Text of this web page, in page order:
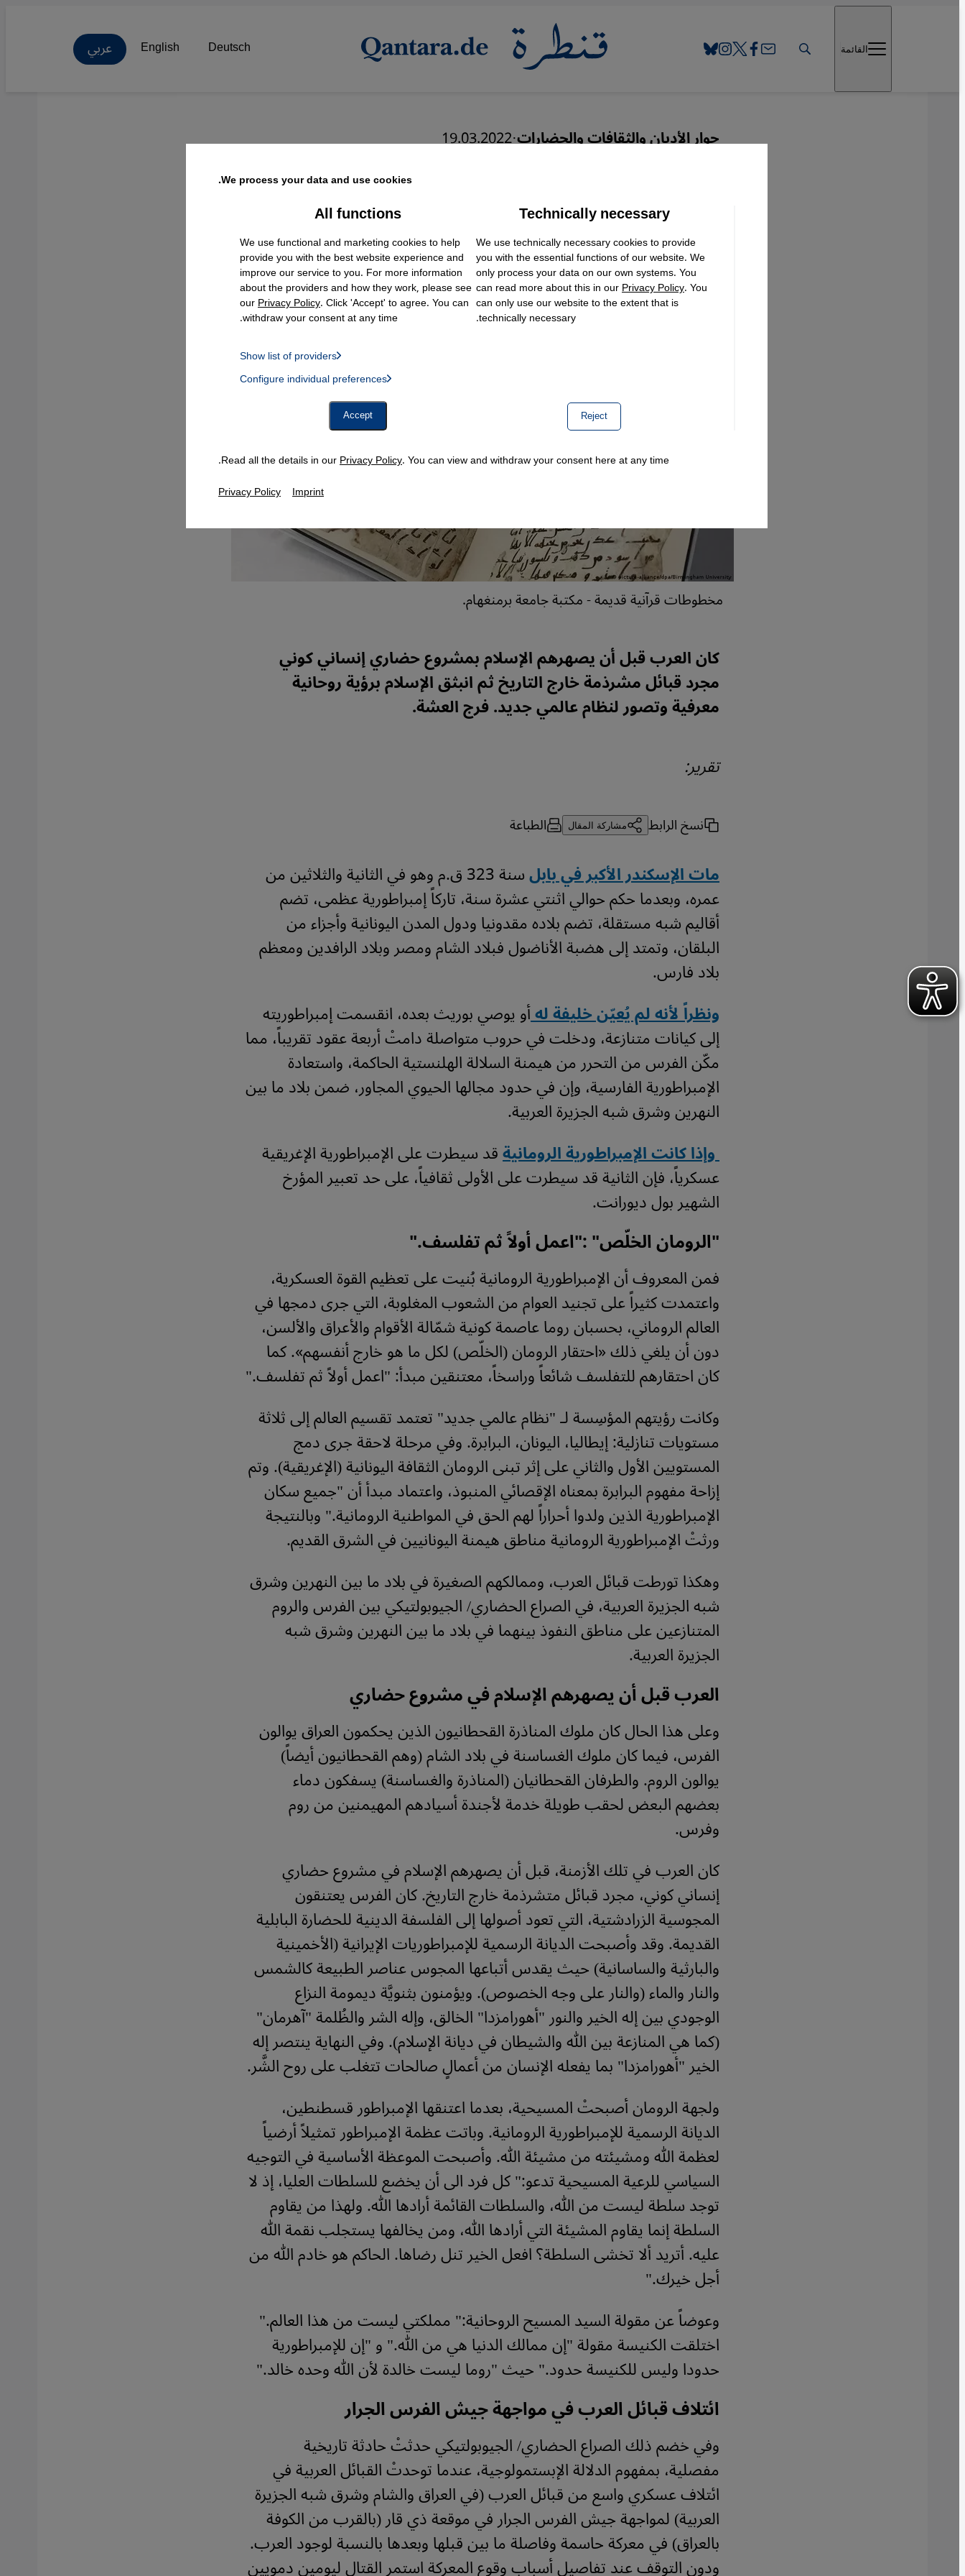
Direkt zum Inhalt springen
Deutsch
English عربي القائمة
حوار الأديان والثقافات والحضارات·
19.03.2022
حين ظهر الإسلام كنظام عالمي جديد
عربي
مخطوطات قرآنية قديمة - مكتبة جامعة برمنغهام.
كان العرب قبل أن يصهرهم الإسلام بمشروع حضاري إنساني كوني
مجرد قبائل مشرذمة خارج التاريخ ثم انبثق الإسلام برؤية روحانية
معرفية وتصور لنظام عالمي جديد. فرج العشة.
تقرير:
نسخ الرابط مشاركة المقال الطباعة
مات الإسكندر الأكبر في بابل سنة 323 ق.م وهو في الثانية والثلاثين من
عمره، وبعدما حكم حوالي اثنتي عشرة سنة، تاركاً إمبراطورية عظمى، تضم
أقاليم شبه مستقلة، تضم بلاده مقدونيا ودول المدن اليونانية وأجزاء من
البلقان، وتمتد إلى هضبة الأناضول فبلاد الشام ومصر وبلاد الرافدين ومعظم
بلاد فارس.
ونظراً لأنه لم يُعيّن خليفة لهأو يوصي بوريث بعده، انقسمت إمبراطوريته
إلى كيانات متنازعة، ودخلت في حروب متواصلة دامتْ أربعة عقود تقريباً، مما
مكّن الفرس من التحرر من هيمنة السلالة الهلنستية الحاكمة، واستعادة
الإمبراطورية الفارسية، وإن في حدود مجالها الحيوي المجاور، ضمن بلاد ما بين
النهرين وشرق شبه الجزيرة العربية.
وإذا كانت الإمبراطورية الرومانيةقد سيطرت على الإمبراطورية الإغريقية
عسكرياً، فإن الثانية قد سيطرت على الأولى ثقافياً، على حد تعبير المؤرخ
الشهير بول ديورانت.
"الرومان الخلّص" :"اعمل أولاً ثم تفلسف."
فمن المعروف أن الإمبراطورية الرومانية بُنيت على تعظيم القوة العسكرية،
واعتمدت كثيراً على تجنيد العوام من الشعوب المغلوبة، التي جرى دمجها في
العالم الروماني، بحسبان روما عاصمة كونية شمّالة الأقوام والأعراق والألسن،
دون أن يلغي ذلك «احتقار الرومان (الخلّص) لكل ما هو خارج أنفسهم». كما
كان احتقارهم للتفلسف شائعاً وراسخاً، معتنقين مبدأ: "اعمل أولاً ثم تفلسف."
وكانت رؤيتهم المؤسِسة لـ "نظام عالمي جديد" تعتمد تقسيم العالم إلى ثلاثة
مستويات تنازلية: إيطاليا، اليونان، البرابرة. وفي مرحلة لاحقة جرى دمج
المستويين الأول والثاني على إثر تبنى الرومان الثقافة اليونانية (الإغريقية). وتم
إزاحة مفهوم البرابرة بمعناه الإقصائي المنبوذ، واعتماد مبدأ أن "جميع سكان
الإمبراطورية الذين ولدوا أحراراً لهم الحق في المواطنية الرومانية." وبالنتيجة
ورثتْ الإمبراطورية الرومانية مناطق هيمنة اليونانيين في الشرق القديم.
وهكذا تورطت قبائل العرب، وممالكهم الصغيرة في بلاد ما بين النهرين وشرق
شبه الجزيرة العربية، في الصراع الحضاري/ الجيوبولتيكي بين الفرس والروم
المتنازعين على مناطق النفوذ بينهما في بلاد ما بين النهرين وشرق شبه
الجزيرة العربية.
العرب قبل أن يصهرهم الإسلام في مشروع حضاري
وعلى هذا الحال كان ملوك المناذرة القحطانيون الذين يحكمون العراق يوالون
الفرس، فيما كان ملوك الغساسنة في بلاد الشام (وهم القحطانيون أيضاً)
يوالون الروم. والطرفان القحطانيان (المناذرة والغساسنة) يسفكون دماء
بعضهم البعض لحقب طويلة خدمة لأجندة أسيادهم المهيمنين من روم
وفرس.
كان العرب في تلك الأزمنة، قبل أن يصهرهم الإسلام في مشروع حضاري
إنساني كوني، مجرد قبائل متشرذمة خارج التاريخ. كان الفرس يعتنقون
المجوسية الزرادشتية، التي تعود أصولها إلى الفلسفة الدينية للحضارة البابلية
القديمة. وقد وأصبحت الديانة الرسمية للإمبراطوريات الإيرانية (الأخمينية
والبارثية والساسانية) حيث يقدس أتباعها المجوس عناصر الطبيعة كالشمس
والنار والماء (والنار على وجه الخصوص). ويؤمنون بثنويَّة ديمومة النزاع
الوجودي بين إله الخير والنور "أهورامزدا" الخالق، وإله الشر والظُلمة "آهرمان"
(كما هي المنازعة بين الله والشيطان في ديانة الإسلام). وفي النهاية ينتصر إله
الخير "أهورامزدا" بما يفعله الإنسان من أعمالٍ صالحات تتغلب على روح الشَّر.
ولجهة الرومان أصبحتْ المسيحية، بعدما اعتنقها الإمبراطور قسطنطين،
الديانة الرسمية للإمبراطورية الرومانية. وباتت عظمة الإمبراطور تمثيلاً أرضياً
لعظمة الله ومشيئته من مشيئة الله. وأصبحت الموعظة الأساسية في التوجيه
السياسي للرعية المسيحية تدعو:" كل فرد الى أن يخضع للسلطات العليا، إذ لا
توجد سلطة ليست من الله، والسلطات القائمة أرادها الله. ولهذا من يقاوم
السلطة إنما يقاوم المشيئة التي أرادها الله، ومن يخالفها يستجلب نقمة الله
عليه. أتريد ألا تخشى السلطة؟ افعل الخير تنل رضاها. الحاكم هو خادم الله من
أجل خيرك."
وعوضاً عن مقولة السيد المسيح الروحانية:" مملكتي ليست من هذا العالم."
اختلقت الكنيسة مقولة "إن ممالك الدنيا هي من الله." و "إن للإمبراطورية
حدودا وليس للكنيسة حدود." حيث "روما ليست خالدة لأن الله وحده خالد."
ائتلاف قبائل العرب في مواجهة جيش الفرس الجرار
وفي خضم ذلك الصراع الحضاري/ الجيوبولتيكي حدثتْ حادثة تاريخية
مفصلية، بمفهوم الدلالة الإبستمولوجية، عندما توحدتْ القبائل العربية في
ائتلاف عسكري واسع من قبائل العرب (في العراق والشام وشرق شبه الجزيرة
العربية) لمواجهة جيش الفرس الجرار في موقعة ذي قار (بالقرب من الكوفة
بالعراق) في معركة حاسمة وفاصلة ما بين قبلها وبعدها بالنسبة لوجود العرب.
ودون التوقف عند تفاصيل أسباب وقوع المعركة استمر القتال ليومين دمويين
We process your data and use cookies.
Technically necessary
We use technically necessary cookies to provide
you with the essential functions of our website. We
only process your data on our own systems. You
can read more about this in ourPrivacy Policy. You
can only use our website to the extent that is
technically necessary.
Reject
All functions
We use functional and marketing cookies to help
provide you with the best website experience and
improve our service to you. For more information
about the providers and how they work, please see
ourPrivacy Policy. Click 'Accept' to agree. You can
withdraw your consent at any time.
Show list of providers
Google Maps Embed, Google Tag Manager, Instagram Embed, Twitter Embed, Youtube Embed
Facebook Embed / Facebook Connect
Twitter Embed
Instagram Embed
Youtube Embed
Google Maps Embed
Configure individual preferences
Accept
Read all the details in ourPrivacy Policy. You can view and withdraw your consent here at any time.
Privacy Policy Imprint